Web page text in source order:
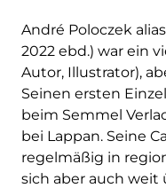
André Poloczek
2022 ebd.) war ein
Autor, Illustrator),
Seinen ersten
beim Semmel
bei Lappan. Seine
regelmäßig in
sich aber auch